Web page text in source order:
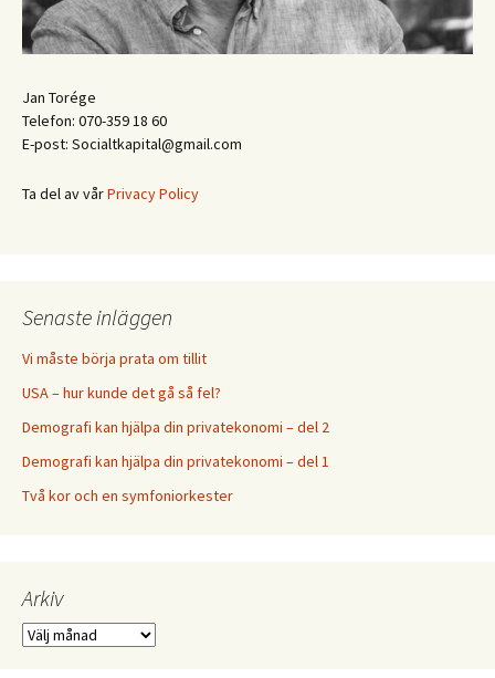
Jan Torége
Telefon: 070-359 18 60
E-post: Socialtkapital@gmail.com
Ta del av vårPrivacy Policy
Senaste inläggen
Vi måste börja prata om tillit
USA – hur kunde det gå så fel?
Demografi kan hjälpa din privatekonomi – del 2
Demografi kan hjälpa din privatekonomi – del 1
Två kor och en symfoniorkester
Arkiv
Arkiv